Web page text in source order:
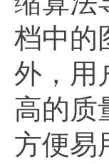
档中的
外，用
高的质
方便易